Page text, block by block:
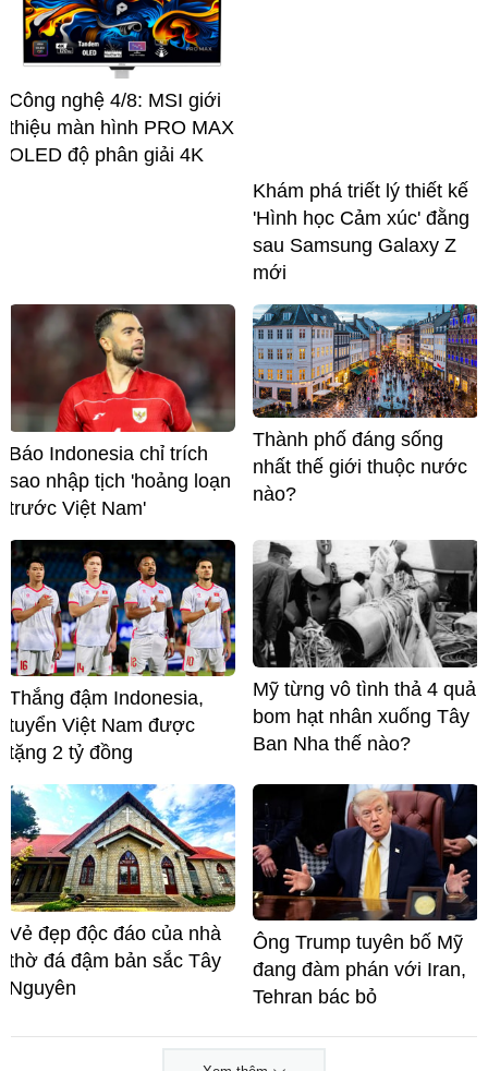
Công nghệ 4/8: MSI giới
thiệu màn hình PRO MAX
OLED độ phân giải 4K
Khám phá triết lý thiết kế
'Hình học Cảm xúc' đằng
sau Samsung Galaxy Z
mới
Báo Indonesia chỉ trích
sao nhập tịch 'hoảng loạn
trước Việt Nam'
Thành phố đáng sống
nhất thế giới thuộc nước
nào?
Thắng đậm Indonesia,
tuyển Việt Nam được
tặng 2 tỷ đồng
Mỹ từng vô tình thả 4 quả
bom hạt nhân xuống Tây
Ban Nha thế nào?
Vẻ đẹp độc đáo của nhà
thờ đá đậm bản sắc Tây
Nguyên
Ông Trump tuyên bố Mỹ
đang đàm phán với Iran,
Tehran bác bỏ